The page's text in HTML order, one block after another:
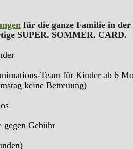
für die ganze Familie in der
SUPER. SOMMER. CARD.
Team für Kinder ab 6
keine Betreuung)
Gebühr